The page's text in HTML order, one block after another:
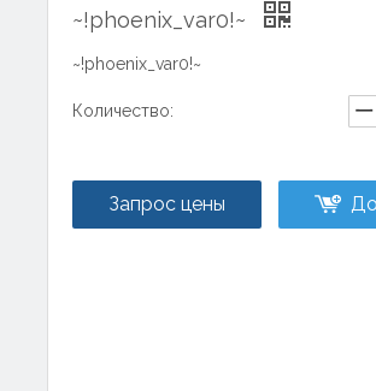
~!phoenix_var0!~
~!phoenix_var0!~
Количество:
Запрос цены